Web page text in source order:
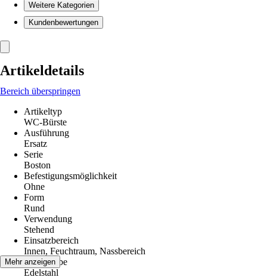
Weitere Kategorien
Kundenbewertungen
Artikeldetails
Bereich überspringen
Artikeltyp
WC-Bürste
Ausführung
Ersatz
Serie
Boston
Befestigungsmöglichkeit
Ohne
Form
Rund
Verwendung
Stehend
Einsatzbereich
Innen, Feuchtraum, Nassbereich
Grundfarbe
Edelstahl
Mehr anzeigen